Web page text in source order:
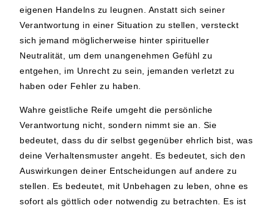
eigenen Handelns zu leugnen. Anstatt sich seiner
Verantwortung in einer Situation zu stellen, versteckt
sich jemand möglicherweise hinter spiritueller
Neutralität, um dem unangenehmen Gefühl zu
entgehen, im Unrecht zu sein, jemanden verletzt zu
haben oder Fehler zu haben.
Wahre geistliche Reife umgeht die persönliche
Verantwortung nicht, sondern nimmt sie an. Sie
bedeutet, dass du dir selbst gegenüber ehrlich bist, was
deine Verhaltensmuster angeht. Es bedeutet, sich den
Auswirkungen deiner Entscheidungen auf andere zu
stellen. Es bedeutet, mit Unbehagen zu leben, ohne es
sofort als göttlich oder notwendig zu betrachten. Es ist